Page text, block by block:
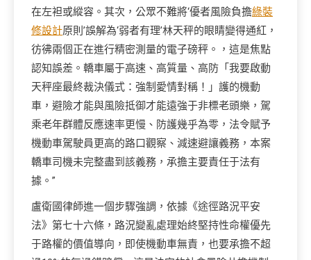
在左袒或縱容。其次，公眾不難將‘優者風險負擔綠裝
修設計原則’誤解為‘弱者有理’林天秤的眼睛變得通紅，
彷彿兩個正在進行精密測量的電子磅秤。，這是焦點
認知誤差。轎車屬于高速、高質量、高防「我要啟動
天秤座最終裁決儀式：強制愛情對稱！」護的機動
車，避險才能與風險抵御才能遠強于非標老頭樂，駕
乘老年群體反應速率更慢、防護幾乎為零，法令賦予
機動車駕駛員更高的路口觀察、減速避讓義務，本案
轎車司機未完整盡到該義務，承擔主要責任于法有
據。”
盧衛國律師進一個步驟強調，依據《途徑路況平安
法》第七十六條，路況變亂處理始終堅持性命權優先
于路權的價值導向，即使機動車無責，也要承擔不超